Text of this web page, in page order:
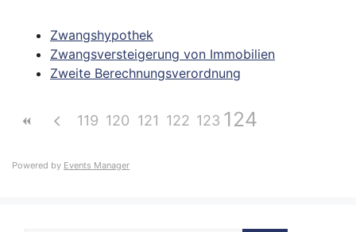
Zwangshypothek
Zwangsversteigerung von Immobilien
Zweite Berechnungsverordnung
119 120 121 122 123 124
Powered by Events Manager